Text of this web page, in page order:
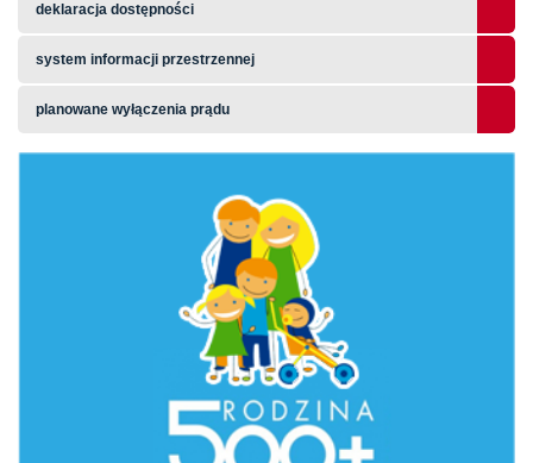
deklaracja dostępności
system informacji przestrzennej
planowane wyłączenia prądu